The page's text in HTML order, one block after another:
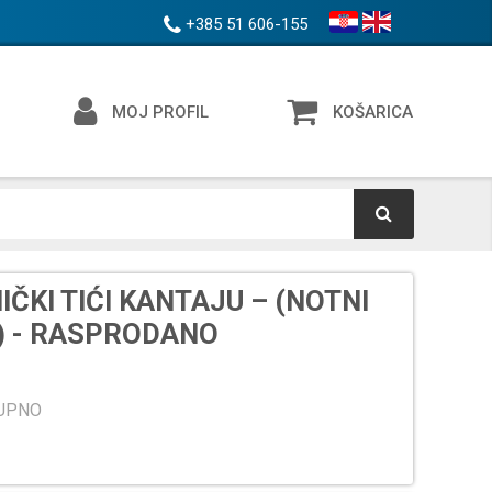
+385 51 606-155
MOJ PROFIL KOŠARICA
TIĆI KANTAJU – (NOTNI
- RASPRODANO